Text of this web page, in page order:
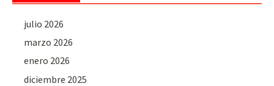
julio 2026
marzo 2026
enero 2026
diciembre 2025